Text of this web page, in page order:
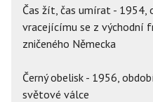
Čas žít, čas umírat - 1954,
vracejícímu se z východní
zničeného Německa
Černý obelisk - 1956,
světové válce